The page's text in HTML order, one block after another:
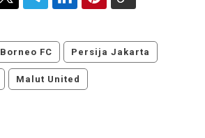
Borneo FC Persija Jakarta
Malut United